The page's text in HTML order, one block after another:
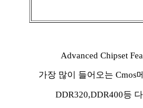
Advanced Chipset
가장 많이 들어오는 Cmos
DDR320,DDR400등